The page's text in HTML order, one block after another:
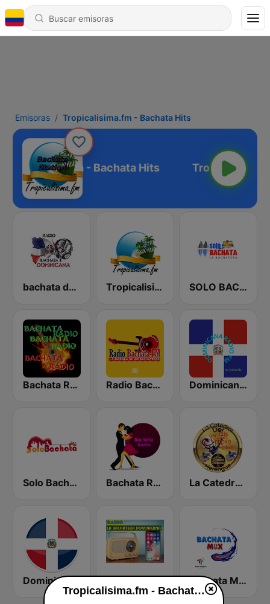
Emisoras Tropicalisima.fm - Bachata Hits
- Bachata Hits
bachata dominicana Tropicalisima.fm - Bachata SOLO BACHATA
Bachata Radio RD Radio Bachata Dominicana Radio
Solo Bachata Bachata Radio La Catedral Del Merengue Radio
Dominicana 041 Radio La Bachatera Dominicana Bachata Mix Radio
Tropicalisima.fm - Bachata Hits en vivo